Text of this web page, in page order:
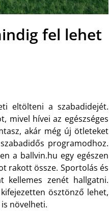
fel lehet
eltölteni a szabadidejét.
mivel hívei az egészséges
akár még új ötleteket
programodhoz.
a ballvin.hu egy egészen
rakott össze. Sportolás és
kellemes zenét hallgatni.
ösztönző lehet,
növelheti.